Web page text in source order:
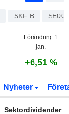
SKF B
Förändring 1
jan.
+6,51 %
Nyheter
Sektordividender